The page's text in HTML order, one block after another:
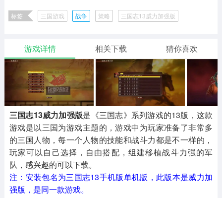
二次元
模拟经营
传奇手游
仙侠手游
485款应用
手赚网赚
446款应用
绝地求生
34款应用
三国游戏
3932款应用
我的世界
69款应用
像素游戏
700款应用
其他
981款应用
末日游戏
1405款应用
pc游戏
3444款应用
游戏攻略
63款应用
软件教程
热点新闻
标签 三国游戏 战争 策略
三国志13威力加强版
三国志曹操传单机版安卓
三国志13
三国志13版本合集
三国志13威力加强版大全
三国志13威力加强版游戏合集
经典怀旧RPG游戏下载
游戏详情 相关下载 猜你喜欢
三国志13威力加强版是《三国志》系列游戏的13版，这款
游戏是以三国为游戏主题的，游戏中为玩家准备了非常多
的三国人物，每一个人物的技能和战斗力都是不一样的，
玩家可以自己选择，自由搭配，组建移植战斗力强的军
队，感兴趣的可以下载。
注：安装包名为三国志13手机版单机版，此版本是威力加
强版，是同一款游戏。